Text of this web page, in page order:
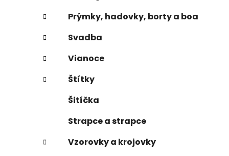
Prýmky, hadovky, borty a boa
Svadba
Vianoce
Štítky
Šitíčka
Strapce a strapce
Vzorovky a krojovky